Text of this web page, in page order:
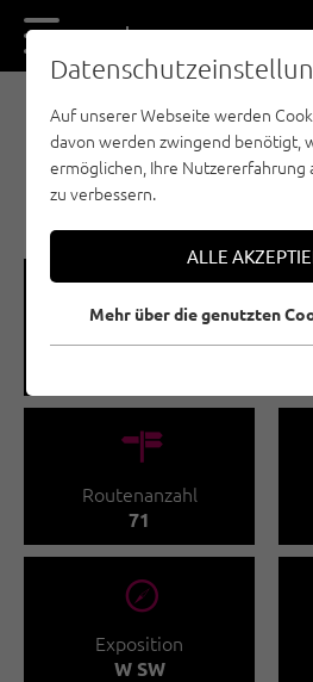
DE EN
SPORTKLETTERN
🞽
Schwierigkeitsgrad
🍫
Routenanzahl
71
🞂
Exposition
W SW
Auf unserer Webseite werden
davon werden zwingend benötigt,
ermöglichen, Ihre Nutzererfahrung
zu verbessern.
ALLE
Mehr über die genutzten